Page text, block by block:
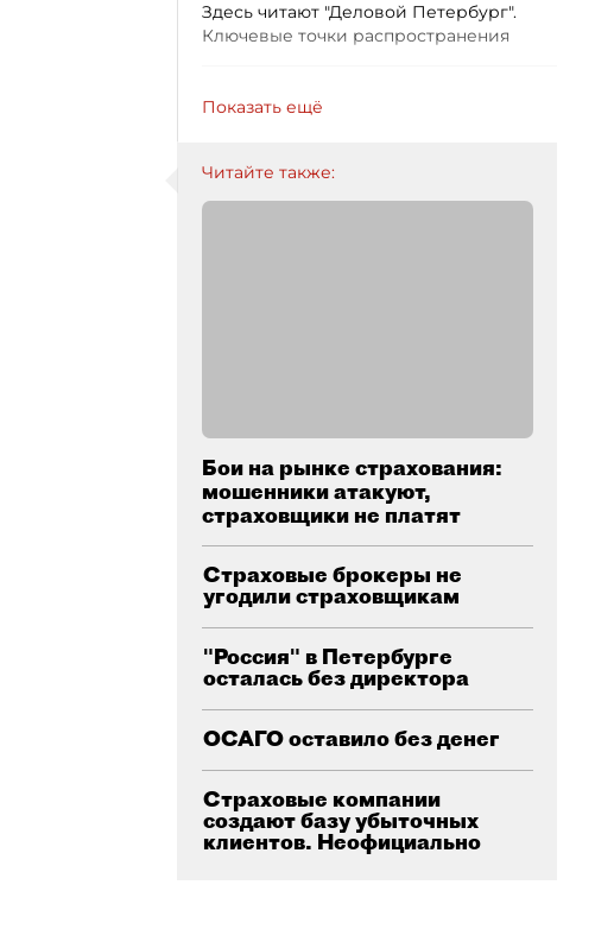
Здесь читают "Деловой Петербург".
Ключевые точки распространения
Показать ещё
Читайте также:
Бои на рынке страхования:
мошенники атакуют,
страховщики не платят
Страховые брокеры не
угодили страховщикам
"Россия" в Петербурге
осталась без директора
ОСАГО оставило без денег
Страховые компании
создают базу убыточных
клиентов. Неофициально